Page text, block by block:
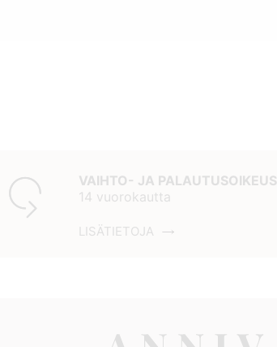
VAIHTO- JA PALAUTUSOIKEUS
14 vuorokautta
LISÄTIETOJA